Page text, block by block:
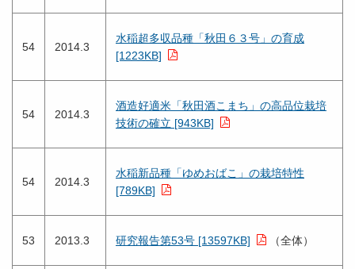
54 2014.3
水稲超多収品種「秋田６３号」の育成
[1223KB]
54 2014.3
酒造好適米「秋田酒こまち」の高品位栽培
技術の確立 [943KB]
54 2014.3
水稲新品種「ゆめおばこ」の栽培特性
[789KB]
53 2013.3 研究報告第53号 [13597KB] （全体）